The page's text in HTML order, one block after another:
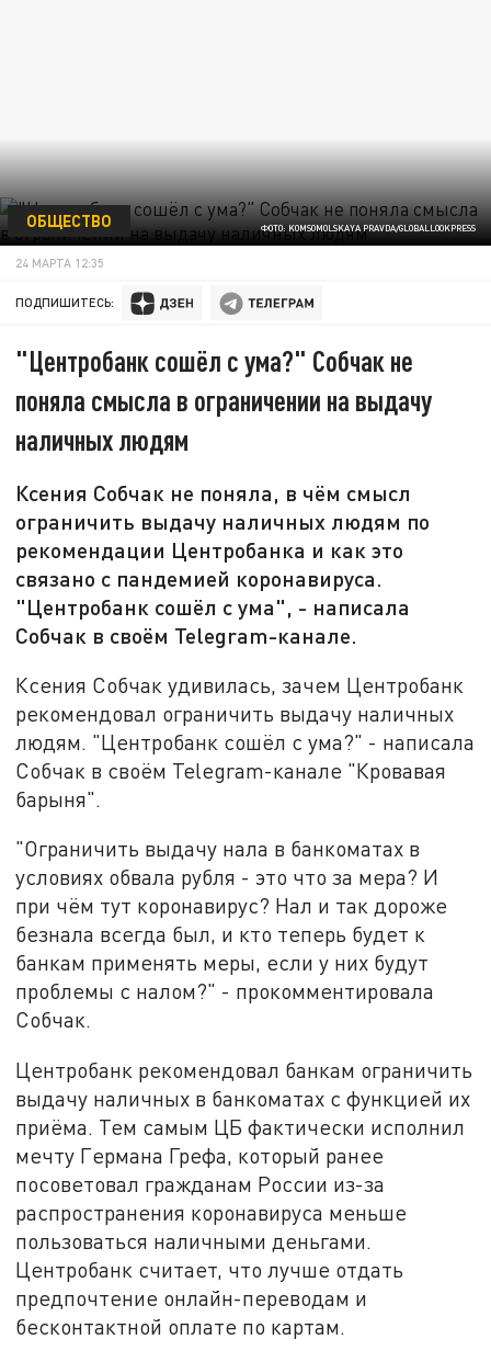
ФОТО: KOMSOMOLSKAYA PRAVDA/GLOBALLOOKPRESS
ОБЩЕСТВО
24 МАРТА 12:35
ПОДПИШИТЕСЬ:
"Центробанк сошёл с ума?" Собчак не
поняла смысла в ограничении на выдачу
наличных людям
Ксения Собчак не поняла, в чём смысл
ограничить выдачу наличных людям по
рекомендации Центробанка и как это
связано с пандемией коронавируса.
"Центробанк сошёл с ума", - написала
Собчак в своём Telegram-канале.
Ксения Собчак удивилась, зачем Центробанк
рекомендовал ограничить выдачу наличных
людям. "Центробанк сошёл с ума?" - написала
Собчак в своём Telegram-канале "Кровавая
барыня".
"Ограничить выдачу нала в банкоматах в
условиях обвала рубля - это что за мера? И
при чём тут коронавирус? Нал и так дороже
безнала всегда был, и кто теперь будет к
банкам применять меры, если у них будут
проблемы с налом?" - прокомментировала
Собчак.
Центробанк рекомендовал банкам ограничить
выдачу наличных в банкоматах с функцией их
приёма. Тем самым ЦБ фактически исполнил
мечту Германа Грефа, который ранее
посоветовал гражданам России из-за
распространения коронавируса меньше
пользоваться наличными деньгами.
Центробанк считает, что лучше отдать
предпочтение онлайн-переводам и
бесконтактной оплате по картам.